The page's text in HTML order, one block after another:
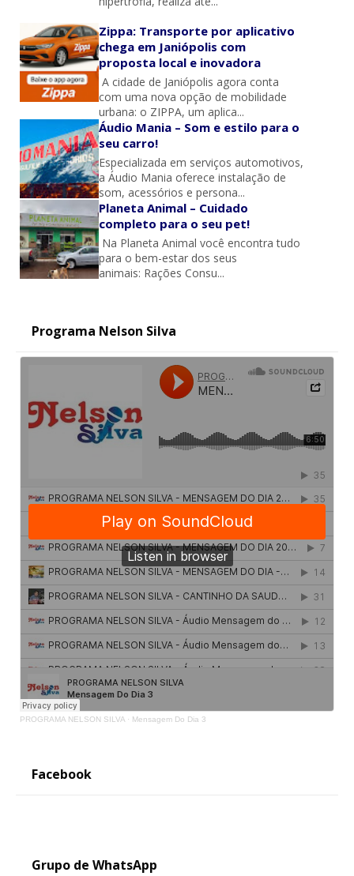
Zippa: Transporte por aplicativo
chega em Janiópolis com
proposta local e inovadora
A cidade de Janiópolis agora conta
com uma nova opção de mobilidade
urbana: o ZIPPA, um aplica...
Áudio Mania – Som e estilo para o
seu carro!
Especializada em serviços automotivos,
a Áudio Mania oferece instalação de
som, acessórios e persona...
Planeta Animal – Cuidado
completo para o seu pet!
Na Planeta Animal você encontra tudo
para o bem-estar dos seus
animais: Rações Consu...
Programa Nelson Silva
PROGRAMA NELSON SILVA · Mensagem Do Dia 3
Facebook
Grupo de WhatsApp